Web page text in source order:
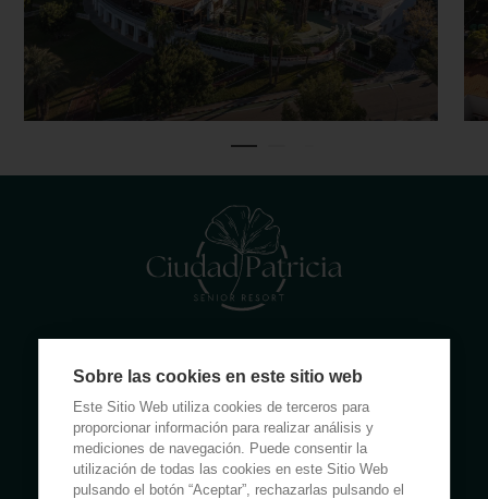
(+34) 965 855 100
apartamentos@ciudadpatricia.com
Sobre las cookies en este sitio web
Este Sitio Web utiliza cookies de terceros para
proporcionar información para realizar análisis y
mediciones de navegación. Puede consentir la
utilización de todas las cookies en este Sitio Web
pulsando el botón “Aceptar”, rechazarlas pulsando el